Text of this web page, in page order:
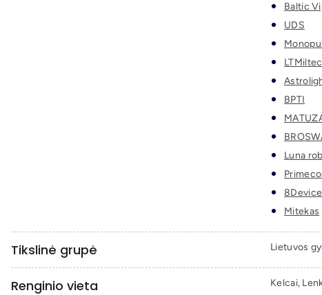
Baltic
UDS
BPTI
Luna
Mitekas
Tikslinė grupė Lietuvos
Renginio vieta Kelcai,